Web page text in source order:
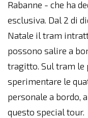
Rabanne - che ha
esclusiva. Dal 2 di
Natale il tram
possono salire a
tragitto. Sul tram le
sperimentare le
personale a bordo,
questo special tour.